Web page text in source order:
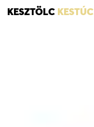
KESZTÖLC KESTÚC